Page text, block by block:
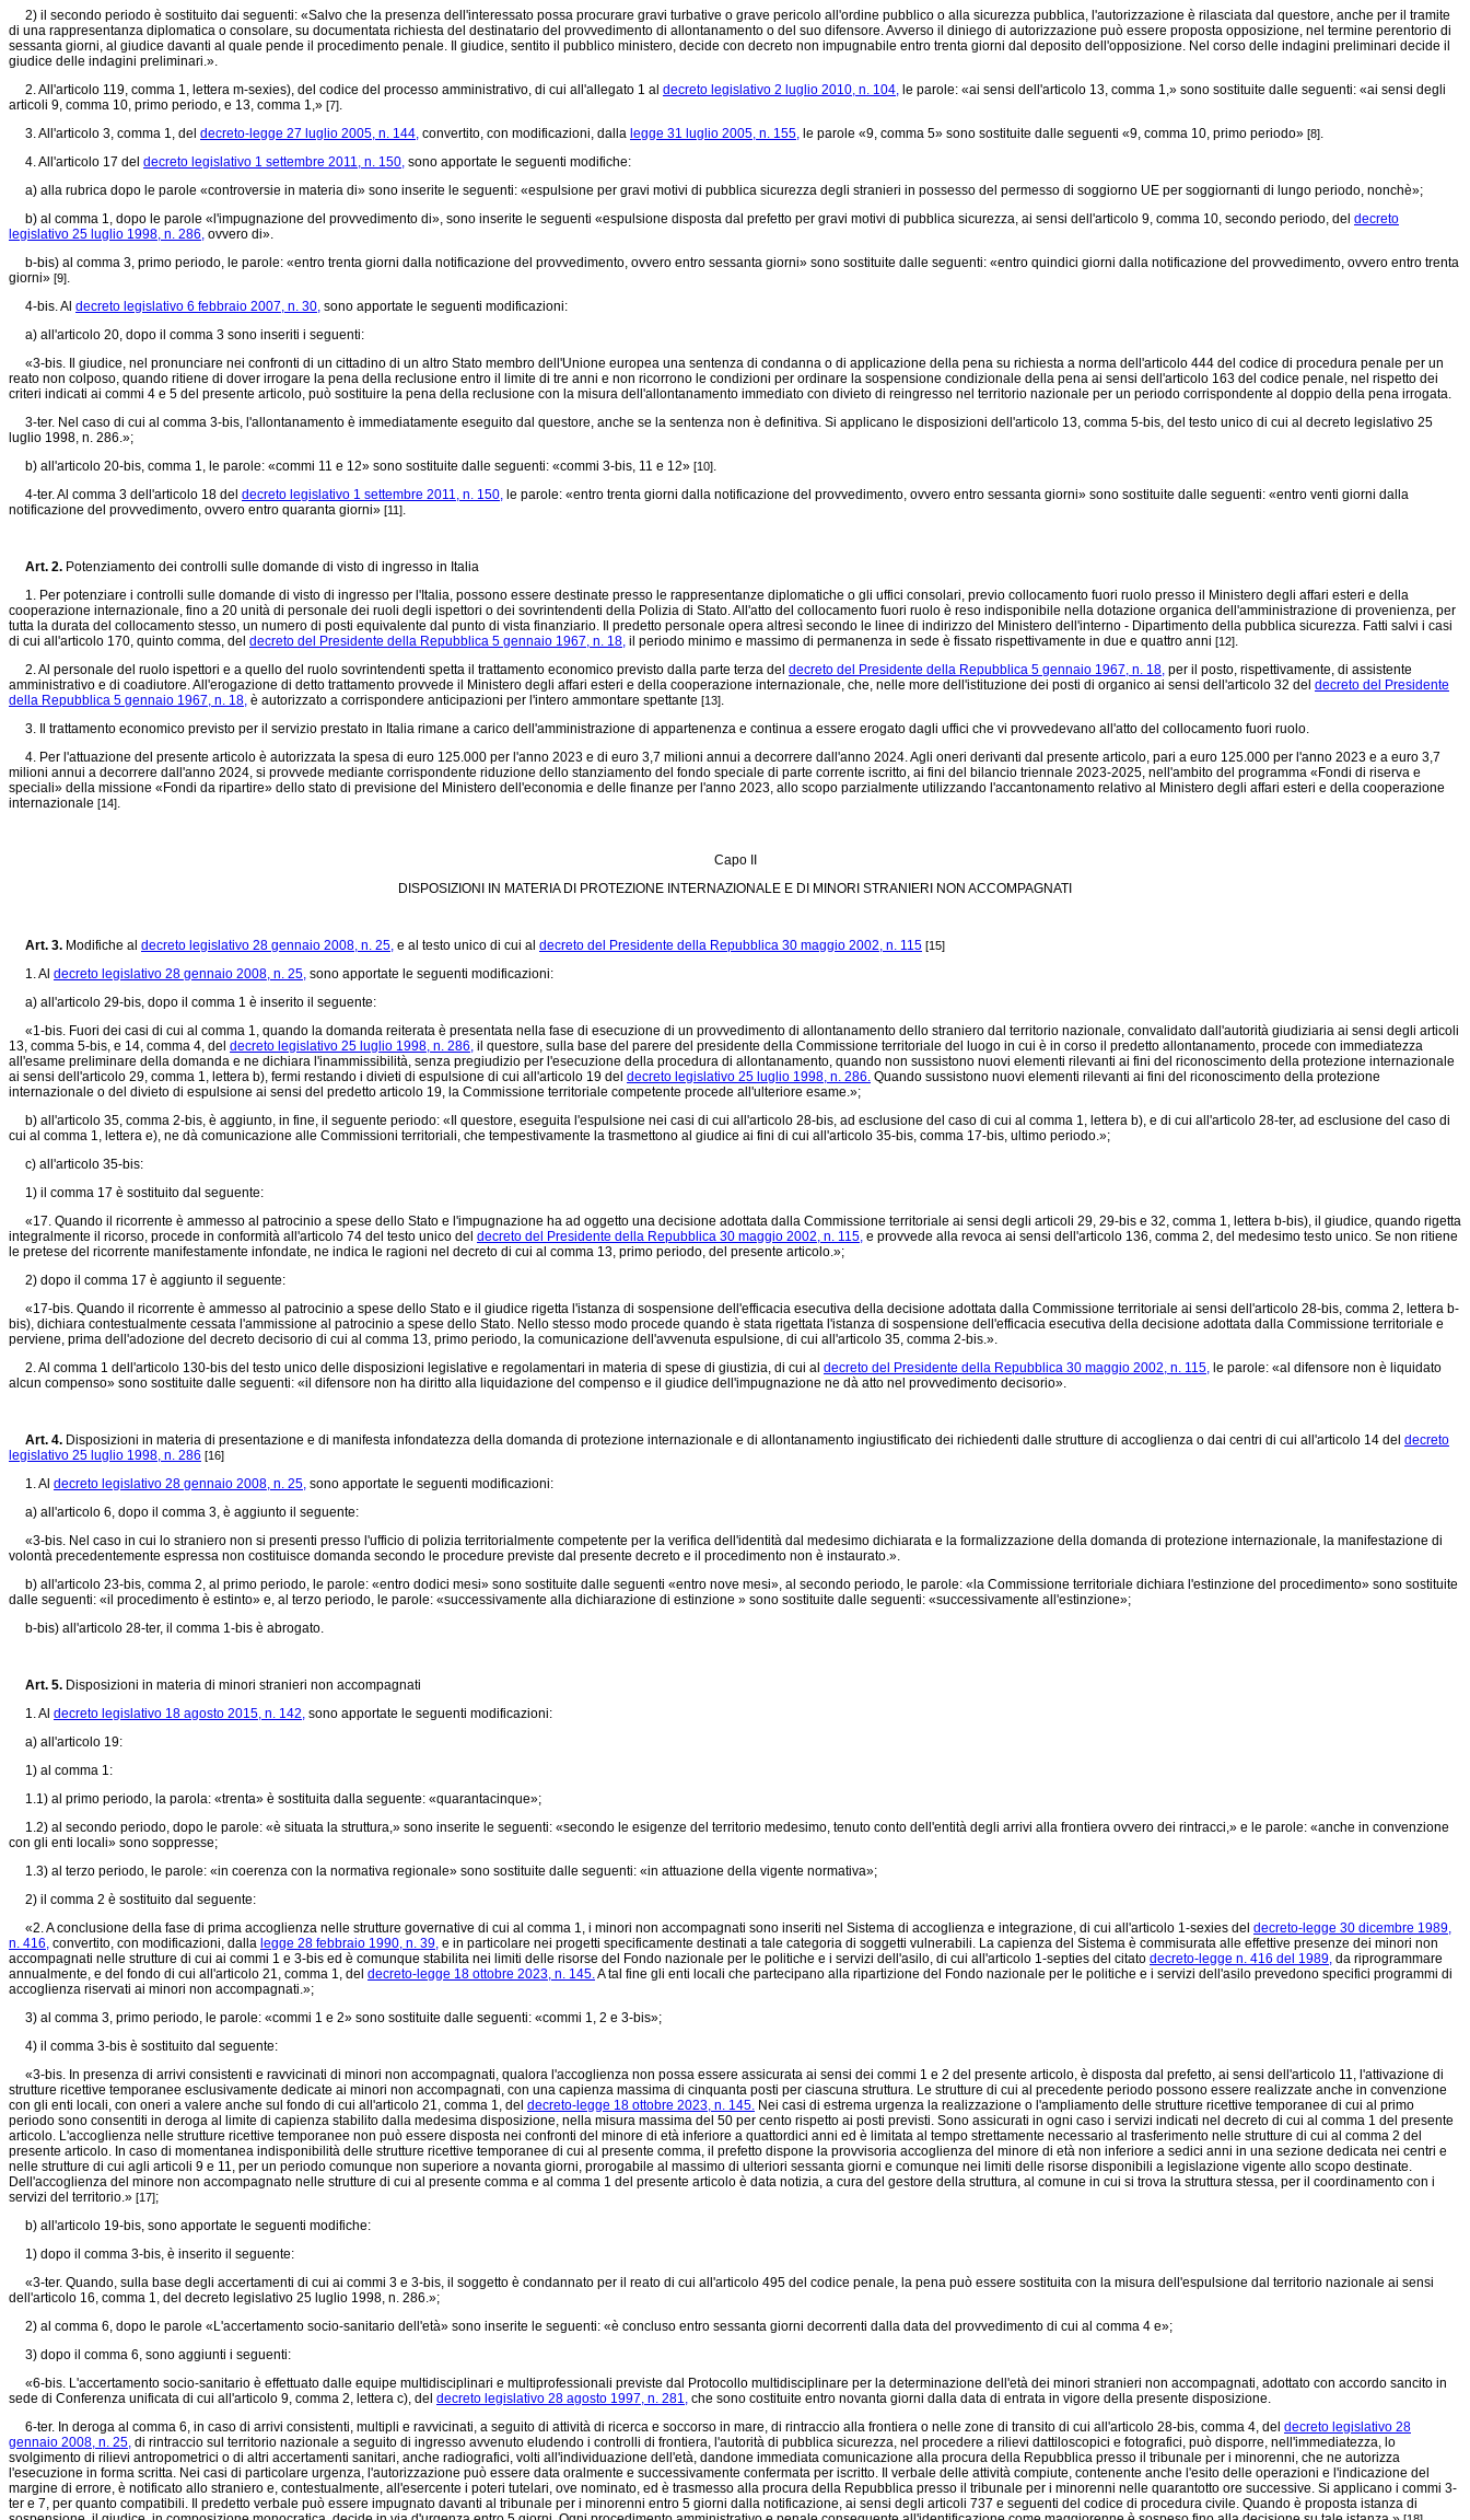
2) il secondo periodo è sostituito dai seguenti: «Salvo che la presenza dell'interessato possa procurare gravi turbative o grave pericolo all'ordine pubblico o alla sicurezza pubblica, l'autorizzazione è rilasciata dal questore, anche per il tramite
di una rappresentanza diplomatica o consolare, su documentata richiesta del destinatario del provvedimento di allontanamento o del suo difensore. Avverso il diniego di autorizzazione può essere proposta opposizione, nel termine perentorio di
sessanta giorni, al giudice davanti al quale pende il procedimento penale. Il giudice, sentito il pubblico ministero, decide con decreto non impugnabile entro trenta giorni dal deposito dell'opposizione. Nel corso delle indagini preliminari decide il
giudice delle indagini preliminari.».
2. All'articolo 119, comma 1, lettera m-sexies), del codice del processo amministrativo, di cui all'allegato 1 al decreto legislativo 2 luglio 2010, n. 104, le parole: «ai sensi dell'articolo 13, comma 1,» sono sostituite dalle seguenti: «ai sensi degli
articoli 9, comma 10, primo periodo, e 13, comma 1,» [7].
3. All'articolo 3, comma 1, del decreto-legge 27 luglio 2005, n. 144, convertito, con modificazioni, dalla legge 31 luglio 2005, n. 155, le parole «9, comma 5» sono sostituite dalle seguenti «9, comma 10, primo periodo» [8].
4. All'articolo 17 del decreto legislativo 1 settembre 2011, n. 150, sono apportate le seguenti modifiche:
a) alla rubrica dopo le parole «controversie in materia di» sono inserite le seguenti: «espulsione per gravi motivi di pubblica sicurezza degli stranieri in possesso del permesso di soggiorno UE per soggiornanti di lungo periodo, nonchè»;
b) al comma 1, dopo le parole «l'impugnazione del provvedimento di», sono inserite le seguenti «espulsione disposta dal prefetto per gravi motivi di pubblica sicurezza, ai sensi dell'articolo 9, comma 10, secondo periodo, del decreto
legislativo 25 luglio 1998, n. 286, ovvero di».
b-bis) al comma 3, primo periodo, le parole: «entro trenta giorni dalla notificazione del provvedimento, ovvero entro sessanta giorni» sono sostituite dalle seguenti: «entro quindici giorni dalla notificazione del provvedimento, ovvero entro trenta
giorni» [9].
4-bis. Al decreto legislativo 6 febbraio 2007, n. 30, sono apportate le seguenti modificazioni:
a) all'articolo 20, dopo il comma 3 sono inseriti i seguenti:
«3-bis. Il giudice, nel pronunciare nei confronti di un cittadino di un altro Stato membro dell'Unione europea una sentenza di condanna o di applicazione della pena su richiesta a norma dell'articolo 444 del codice di procedura penale per un
reato non colposo, quando ritiene di dover irrogare la pena della reclusione entro il limite di tre anni e non ricorrono le condizioni per ordinare la sospensione condizionale della pena ai sensi dell'articolo 163 del codice penale, nel rispetto dei
criteri indicati ai commi 4 e 5 del presente articolo, può sostituire la pena della reclusione con la misura dell'allontanamento immediato con divieto di reingresso nel territorio nazionale per un periodo corrispondente al doppio della pena irrogata.
3-ter. Nel caso di cui al comma 3-bis, l'allontanamento è immediatamente eseguito dal questore, anche se la sentenza non è definitiva. Si applicano le disposizioni dell'articolo 13, comma 5-bis, del testo unico di cui al decreto legislativo 25
luglio 1998, n. 286.»;
b) all'articolo 20-bis, comma 1, le parole: «commi 11 e 12» sono sostituite dalle seguenti: «commi 3-bis, 11 e 12» [10].
4-ter. Al comma 3 dell'articolo 18 del decreto legislativo 1 settembre 2011, n. 150, le parole: «entro trenta giorni dalla notificazione del provvedimento, ovvero entro sessanta giorni» sono sostituite dalle seguenti: «entro venti giorni dalla
notificazione del provvedimento, ovvero entro quaranta giorni» [11].
Art. 2. Potenziamento dei controlli sulle domande di visto di ingresso in Italia
1. Per potenziare i controlli sulle domande di visto di ingresso per l'Italia, possono essere destinate presso le rappresentanze diplomatiche o gli uffici consolari, previo collocamento fuori ruolo presso il Ministero degli affari esteri e della
cooperazione internazionale, fino a 20 unità di personale dei ruoli degli ispettori o dei sovrintendenti della Polizia di Stato. All'atto del collocamento fuori ruolo è reso indisponibile nella dotazione organica dell'amministrazione di provenienza, per
tutta la durata del collocamento stesso, un numero di posti equivalente dal punto di vista finanziario. Il predetto personale opera altresì secondo le linee di indirizzo del Ministero dell'interno - Dipartimento della pubblica sicurezza. Fatti salvi i casi
di cui all'articolo 170, quinto comma, del decreto del Presidente della Repubblica 5 gennaio 1967, n. 18, il periodo minimo e massimo di permanenza in sede è fissato rispettivamente in due e quattro anni [12].
2. Al personale del ruolo ispettori e a quello del ruolo sovrintendenti spetta il trattamento economico previsto dalla parte terza del decreto del Presidente della Repubblica 5 gennaio 1967, n. 18, per il posto, rispettivamente, di assistente
amministrativo e di coadiutore. All'erogazione di detto trattamento provvede il Ministero degli affari esteri e della cooperazione internazionale, che, nelle more dell'istituzione dei posti di organico ai sensi dell'articolo 32 del decreto del Presidente
della Repubblica 5 gennaio 1967, n. 18, è autorizzato a corrispondere anticipazioni per l'intero ammontare spettante [13].
3. Il trattamento economico previsto per il servizio prestato in Italia rimane a carico dell'amministrazione di appartenenza e continua a essere erogato dagli uffici che vi provvedevano all'atto del collocamento fuori ruolo.
4. Per l'attuazione del presente articolo è autorizzata la spesa di euro 125.000 per l'anno 2023 e di euro 3,7 milioni annui a decorrere dall'anno 2024. Agli oneri derivanti dal presente articolo, pari a euro 125.000 per l'anno 2023 e a euro 3,7
milioni annui a decorrere dall'anno 2024, si provvede mediante corrispondente riduzione dello stanziamento del fondo speciale di parte corrente iscritto, ai fini del bilancio triennale 2023-2025, nell'ambito del programma «Fondi di riserva e
speciali» della missione «Fondi da ripartire» dello stato di previsione del Ministero dell'economia e delle finanze per l'anno 2023, allo scopo parzialmente utilizzando l'accantonamento relativo al Ministero degli affari esteri e della cooperazione
internazionale [14].
Capo II
DISPOSIZIONI IN MATERIA DI PROTEZIONE INTERNAZIONALE E DI MINORI STRANIERI NON ACCOMPAGNATI
Art. 3. Modifiche al decreto legislativo 28 gennaio 2008, n. 25, e al testo unico di cui al decreto del Presidente della Repubblica 30 maggio 2002, n. 115 [15]
1. Al decreto legislativo 28 gennaio 2008, n. 25, sono apportate le seguenti modificazioni:
a) all'articolo 29-bis, dopo il comma 1 è inserito il seguente:
«1-bis. Fuori dei casi di cui al comma 1, quando la domanda reiterata è presentata nella fase di esecuzione di un provvedimento di allontanamento dello straniero dal territorio nazionale, convalidato dall'autorità giudiziaria ai sensi degli articoli
13, comma 5-bis, e 14, comma 4, del decreto legislativo 25 luglio 1998, n. 286, il questore, sulla base del parere del presidente della Commissione territoriale del luogo in cui è in corso il predetto allontanamento, procede con immediatezza
all'esame preliminare della domanda e ne dichiara l'inammissibilità, senza pregiudizio per l'esecuzione della procedura di allontanamento, quando non sussistono nuovi elementi rilevanti ai fini del riconoscimento della protezione internazionale
ai sensi dell'articolo 29, comma 1, lettera b), fermi restando i divieti di espulsione di cui all'articolo 19 del decreto legislativo 25 luglio 1998, n. 286. Quando sussistono nuovi elementi rilevanti ai fini del riconoscimento della protezione
internazionale o del divieto di espulsione ai sensi del predetto articolo 19, la Commissione territoriale competente procede all'ulteriore esame.»;
b) all'articolo 35, comma 2-bis, è aggiunto, in fine, il seguente periodo: «Il questore, eseguita l'espulsione nei casi di cui all'articolo 28-bis, ad esclusione del caso di cui al comma 1, lettera b), e di cui all'articolo 28-ter, ad esclusione del caso di
cui al comma 1, lettera e), ne dà comunicazione alle Commissioni territoriali, che tempestivamente la trasmettono al giudice ai fini di cui all'articolo 35-bis, comma 17-bis, ultimo periodo.»;
c) all'articolo 35-bis:
1) il comma 17 è sostituito dal seguente:
«17. Quando il ricorrente è ammesso al patrocinio a spese dello Stato e l'impugnazione ha ad oggetto una decisione adottata dalla Commissione territoriale ai sensi degli articoli 29, 29-bis e 32, comma 1, lettera b-bis), il giudice, quando rigetta
integralmente il ricorso, procede in conformità all'articolo 74 del testo unico del decreto del Presidente della Repubblica 30 maggio 2002, n. 115, e provvede alla revoca ai sensi dell'articolo 136, comma 2, del medesimo testo unico. Se non ritiene
le pretese del ricorrente manifestamente infondate, ne indica le ragioni nel decreto di cui al comma 13, primo periodo, del presente articolo.»;
2) dopo il comma 17 è aggiunto il seguente:
«17-bis. Quando il ricorrente è ammesso al patrocinio a spese dello Stato e il giudice rigetta l'istanza di sospensione dell'efficacia esecutiva della decisione adottata dalla Commissione territoriale ai sensi dell'articolo 28-bis, comma 2, lettera b-
bis), dichiara contestualmente cessata l'ammissione al patrocinio a spese dello Stato. Nello stesso modo procede quando è stata rigettata l'istanza di sospensione dell'efficacia esecutiva della decisione adottata dalla Commissione territoriale e
perviene, prima dell'adozione del decreto decisorio di cui al comma 13, primo periodo, la comunicazione dell'avvenuta espulsione, di cui all'articolo 35, comma 2-bis.».
2. Al comma 1 dell'articolo 130-bis del testo unico delle disposizioni legislative e regolamentari in materia di spese di giustizia, di cui al decreto del Presidente della Repubblica 30 maggio 2002, n. 115, le parole: «al difensore non è liquidato
alcun compenso» sono sostituite dalle seguenti: «il difensore non ha diritto alla liquidazione del compenso e il giudice dell'impugnazione ne dà atto nel provvedimento decisorio».
Art. 4. Disposizioni in materia di presentazione e di manifesta infondatezza della domanda di protezione internazionale e di allontanamento ingiustificato dei richiedenti dalle strutture di accoglienza o dai centri di cui all'articolo 14 del decreto
legislativo 25 luglio 1998, n. 286 [16]
1. Al decreto legislativo 28 gennaio 2008, n. 25, sono apportate le seguenti modificazioni:
a) all'articolo 6, dopo il comma 3, è aggiunto il seguente:
«3-bis. Nel caso in cui lo straniero non si presenti presso l'ufficio di polizia territorialmente competente per la verifica dell'identità dal medesimo dichiarata e la formalizzazione della domanda di protezione internazionale, la manifestazione di
volontà precedentemente espressa non costituisce domanda secondo le procedure previste dal presente decreto e il procedimento non è instaurato.».
b) all'articolo 23-bis, comma 2, al primo periodo, le parole: «entro dodici mesi» sono sostituite dalle seguenti «entro nove mesi», al secondo periodo, le parole: «la Commissione territoriale dichiara l'estinzione del procedimento» sono sostituite
dalle seguenti: «il procedimento è estinto» e, al terzo periodo, le parole: «successivamente alla dichiarazione di estinzione » sono sostituite dalle seguenti: «successivamente all'estinzione»;
b-bis) all'articolo 28-ter, il comma 1-bis è abrogato.
Art. 5. Disposizioni in materia di minori stranieri non accompagnati
1. Al decreto legislativo 18 agosto 2015, n. 142, sono apportate le seguenti modificazioni:
a) all'articolo 19:
1) al comma 1:
1.1) al primo periodo, la parola: «trenta» è sostituita dalla seguente: «quarantacinque»;
1.2) al secondo periodo, dopo le parole: «è situata la struttura,» sono inserite le seguenti: «secondo le esigenze del territorio medesimo, tenuto conto dell'entità degli arrivi alla frontiera ovvero dei rintracci,» e le parole: «anche in convenzione
con gli enti locali» sono soppresse;
1.3) al terzo periodo, le parole: «in coerenza con la normativa regionale» sono sostituite dalle seguenti: «in attuazione della vigente normativa»;
2) il comma 2 è sostituito dal seguente:
«2. A conclusione della fase di prima accoglienza nelle strutture governative di cui al comma 1, i minori non accompagnati sono inseriti nel Sistema di accoglienza e integrazione, di cui all'articolo 1-sexies del decreto-legge 30 dicembre 1989,
n. 416, convertito, con modificazioni, dalla legge 28 febbraio 1990, n. 39, e in particolare nei progetti specificamente destinati a tale categoria di soggetti vulnerabili. La capienza del Sistema è commisurata alle effettive presenze dei minori non
accompagnati nelle strutture di cui ai commi 1 e 3-bis ed è comunque stabilita nei limiti delle risorse del Fondo nazionale per le politiche e i servizi dell'asilo, di cui all'articolo 1-septies del citato decreto-legge n. 416 del 1989, da riprogrammare
annualmente, e del fondo di cui all'articolo 21, comma 1, del decreto-legge 18 ottobre 2023, n. 145.A tal fine gli enti locali che partecipano alla ripartizione del Fondo nazionale per le politiche e i servizi dell'asilo prevedono specifici programmi di
accoglienza riservati ai minori non accompagnati.»;
3) al comma 3, primo periodo, le parole: «commi 1 e 2» sono sostituite dalle seguenti: «commi 1, 2 e 3-bis»;
4) il comma 3-bis è sostituito dal seguente:
«3-bis. In presenza di arrivi consistenti e ravvicinati di minori non accompagnati, qualora l'accoglienza non possa essere assicurata ai sensi dei commi 1 e 2 del presente articolo, è disposta dal prefetto, ai sensi dell'articolo 11, l'attivazione di
strutture ricettive temporanee esclusivamente dedicate ai minori non accompagnati, con una capienza massima di cinquanta posti per ciascuna struttura. Le strutture di cui al precedente periodo possono essere realizzate anche in convenzione
con gli enti locali, con oneri a valere anche sul fondo di cui all'articolo 21, comma 1, del decreto-legge 18 ottobre 2023, n. 145. Nei casi di estrema urgenza la realizzazione o l'ampliamento delle strutture ricettive temporanee di cui al primo
periodo sono consentiti in deroga al limite di capienza stabilito dalla medesima disposizione, nella misura massima del 50 per cento rispetto ai posti previsti. Sono assicurati in ogni caso i servizi indicati nel decreto di cui al comma 1 del presente
articolo. L'accoglienza nelle strutture ricettive temporanee non può essere disposta nei confronti del minore di età inferiore a quattordici anni ed è limitata al tempo strettamente necessario al trasferimento nelle strutture di cui al comma 2 del
presente articolo. In caso di momentanea indisponibilità delle strutture ricettive temporanee di cui al presente comma, il prefetto dispone la provvisoria accoglienza del minore di età non inferiore a sedici anni in una sezione dedicata nei centri e
nelle strutture di cui agli articoli 9 e 11, per un periodo comunque non superiore a novanta giorni, prorogabile al massimo di ulteriori sessanta giorni e comunque nei limiti delle risorse disponibili a legislazione vigente allo scopo destinate.
Dell'accoglienza del minore non accompagnato nelle strutture di cui al presente comma e al comma 1 del presente articolo è data notizia, a cura del gestore della struttura, al comune in cui si trova la struttura stessa, per il coordinamento con i
servizi del territorio.» [17];
b) all'articolo 19-bis, sono apportate le seguenti modifiche:
1) dopo il comma 3-bis, è inserito il seguente:
«3-ter. Quando, sulla base degli accertamenti di cui ai commi 3 e 3-bis, il soggetto è condannato per il reato di cui all'articolo 495 del codice penale, la pena può essere sostituita con la misura dell'espulsione dal territorio nazionale ai sensi
dell'articolo 16, comma 1, del decreto legislativo 25 luglio 1998, n. 286.»;
2) al comma 6, dopo le parole «L'accertamento socio-sanitario dell'età» sono inserite le seguenti: «è concluso entro sessanta giorni decorrenti dalla data del provvedimento di cui al comma 4 e»;
3) dopo il comma 6, sono aggiunti i seguenti:
«6-bis. L'accertamento socio-sanitario è effettuato dalle equipe multidisciplinari e multiprofessionali previste dal Protocollo multidisciplinare per la determinazione dell'età dei minori stranieri non accompagnati, adottato con accordo sancito in
sede di Conferenza unificata di cui all'articolo 9, comma 2, lettera c), del decreto legislativo 28 agosto 1997, n. 281, che sono costituite entro novanta giorni dalla data di entrata in vigore della presente disposizione.
6-ter. In deroga al comma 6, in caso di arrivi consistenti, multipli e ravvicinati, a seguito di attività di ricerca e soccorso in mare, di rintraccio alla frontiera o nelle zone di transito di cui all'articolo 28-bis, comma 4, del decreto legislativo 28
gennaio 2008, n. 25, di rintraccio sul territorio nazionale a seguito di ingresso avvenuto eludendo i controlli di frontiera, l'autorità di pubblica sicurezza, nel procedere a rilievi dattiloscopici e fotografici, può disporre, nell'immediatezza, lo
svolgimento di rilievi antropometrici o di altri accertamenti sanitari, anche radiografici, volti all'individuazione dell'età, dandone immediata comunicazione alla procura della Repubblica presso il tribunale per i minorenni, che ne autorizza
l'esecuzione in forma scritta. Nei casi di particolare urgenza, l'autorizzazione può essere data oralmente e successivamente confermata per iscritto. Il verbale delle attività compiute, contenente anche l'esito delle operazioni e l'indicazione del
margine di errore, è notificato allo straniero e, contestualmente, all'esercente i poteri tutelari, ove nominato, ed è trasmesso alla procura della Repubblica presso il tribunale per i minorenni nelle quarantotto ore successive. Si applicano i commi 3-
ter e 7, per quanto compatibili. Il predetto verbale può essere impugnato davanti al tribunale per i minorenni entro 5 giorni dalla notificazione, ai sensi degli articoli 737 e seguenti del codice di procedura civile. Quando è proposta istanza di